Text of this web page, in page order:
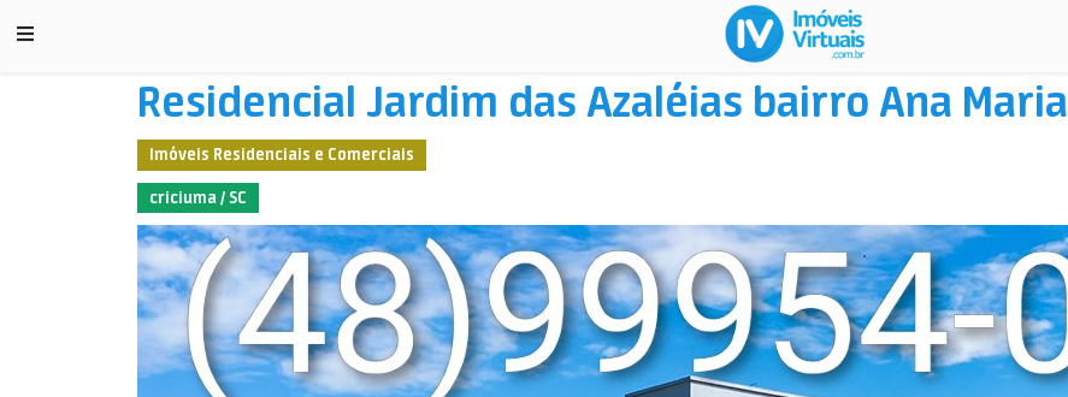
Residencial Jardim das Azaléias bairro Ana Maria
Imóveis Residenciais e Comerciais
criciuma / SC